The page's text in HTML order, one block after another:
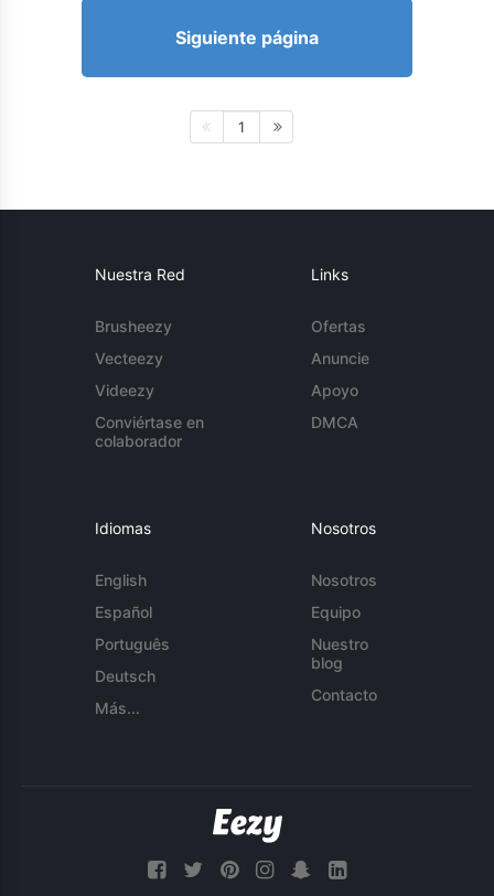
Siguiente página
1
Nuestra Red
Brusheezy
Vecteezy
Videezy
Conviértase en
colaborador
Links
Ofertas
Anuncie
Apoyo
DMCA
Idiomas
English
Español
Português
Deutsch
Más...
Nosotros
Nosotros
Equipo
Nuestro
blog
Contacto